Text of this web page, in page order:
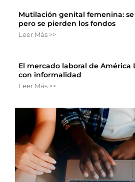
Mutilación genital femenina:
pero se pierden los fondos
Leer Más >>
El mercado laboral de América
con informalidad
Leer Más >>